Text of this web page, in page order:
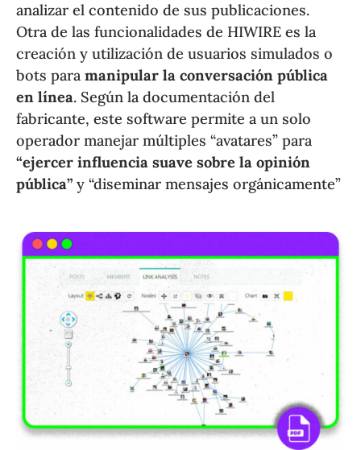
analizar el contenido de sus publicaciones.
Otra de las funcionalidades de HIWIRE es la
creación y utilización de usuarios simulados o
bots paramanipular la conversación pública
en línea. Según la documentación del
fabricante, este software permite a un solo
operador manejar múltiples “avatares” para
“ejercer influencia suave sobre la opinión
pública” y “diseminar mensajes orgánicamente”